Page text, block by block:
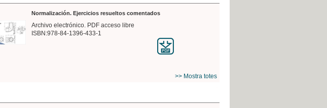
Normalización. Ejercicios resueltos comentados
Archivo electrónico. PDF acceso libre
ISBN:978-84-1396-433-1
>> Mostra totes